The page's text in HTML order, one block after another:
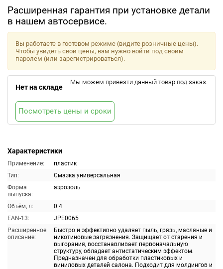
Расширенная гарантия при установке детали
в нашем автосервисе.
Характеристики
Применение:
пластик
Тип:
Смазка универсальная
Форма
выпуска:
аэрозоль
Объём, л:
0.4
EAN-13:
JPE0065
Расширенное
описание:
Быстро и эффективно удаляет пыль, грязь, масляные и
никотиновые загрязнения. Защищает от старения и
выгорания, восстанавливает первоначальную
структуру, обладает антистатическим эффектом.
Предназначен для обработки пластиковых и
виниловых деталей салона. Подходит для молдингов и
Вы работаете в гостевом режиме (видите розничные цены).
Чтобы увидеть свои цены, вам нужно войти под своим
паролем (или зарегистрироваться).
Нет на складе
Мы можем привезти данный товар под заказ.
Посмотреть цены и сроки